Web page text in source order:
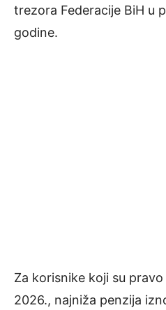
trezora Federacije BiH u
godine.
Za korisnike koji su
2026., najniža penzija